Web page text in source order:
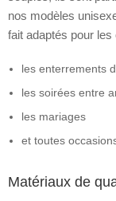
nos modèles
fait adaptés pour
les enterrements
les soirées entre
les mariages
et toutes
Matériaux de